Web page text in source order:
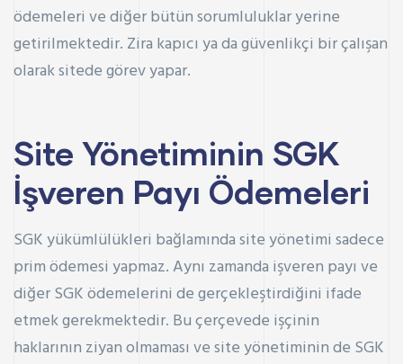
ödemeleri ve diğer bütün sorumluluklar yerine
getirilmektedir. Zira kapıcı ya da güvenlikçi bir çalışan
olarak sitede görev yapar.
Site Yönetiminin SGK
İşveren Payı Ödemeleri
SGK yükümlülükleri bağlamında site yönetimi sadece
prim ödemesi yapmaz. Aynı zamanda işveren payı ve
diğer SGK ödemelerini de gerçekleştirdiğini ifade
etmek gerekmektedir. Bu çerçevede işçinin
haklarının ziyan olmaması ve site yönetiminin de SGK